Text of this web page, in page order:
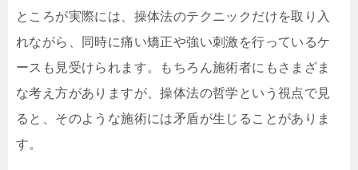
ところが実際には、操体法のテクニックだけを取り入
れながら、同時に痛い矯正や強い刺激を行っているケ
ースも見受けられます。もちろん施術者にもさまざま
な考え方がありますが、操体法の哲学という視点で見
ると、そのような施術には矛盾が生じることがありま
す。